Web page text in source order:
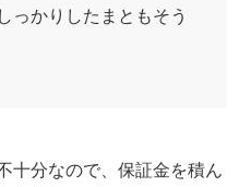
っかりしたまともそう
十分なので、保証金を積ん